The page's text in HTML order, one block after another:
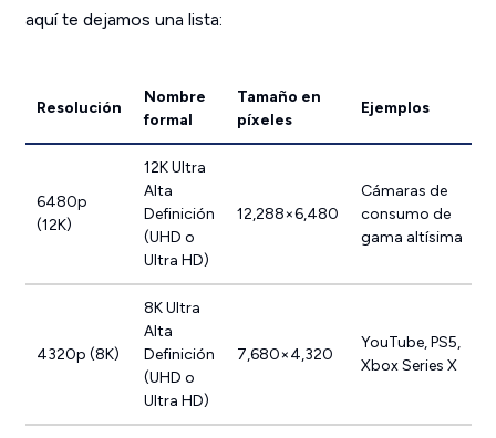
aquí te dejamos una lista:
Resolución
Nombre
formal
Tamaño en
píxeles
Ejemplos
6480p
(12K)
12K Ultra
Alta
Definición
(UHD o
Ultra HD)
12,288×6,480
Cámaras de
consumo de
gama altísima
4320p (8K)
8K Ultra
Alta
Definición
(UHD o
Ultra HD)
7,680×4,320
YouTube, PS5,
Xbox Series X